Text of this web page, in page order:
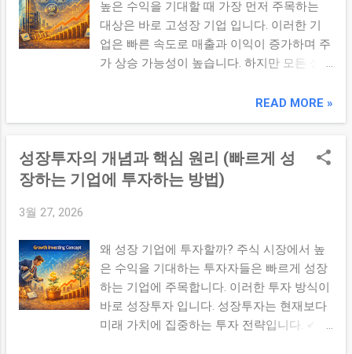
장 확장성 기업이 속한 시장이 성장하고 있는
지 확인해야 합니다. ③ 경쟁력 확보 기술, 브
랜드, 네트워크 효과 등 지속 가능한 경쟁력
을 가진 기업이 중요합니다. 3. 성장투자 vs
성장 현재 가치 지표 매출 성장률 PER, PBR
리스크 높을 수 있음 상대적으로 낮음 4. 성장
시장 점유율 확대 산업 성장성...
높은 수익을 기대할 때 가장 먼저 주목하는
대상은 바로 고성장 기업 입니다. 이러한 기
업은 빠른 속도로 매출과 이익이 증가하며 주
가 상승 가능성이 높습니다. 하지만 모든 성
문에 명확한 기준이 필요합니다. ✔ 핵심 요약
고성장 기업은 빠른 매출 증가와 시장 확장을
쟁력과 지속 가능성을 함께 분석해야 한다.
1. 고성장 기업의 주요 특징 ① 높은 매출 성
나 새로운 시장을 창출하는 경우입니다. ③
강한 경쟁력 기술력, 브랜드, 네트워크 효과
등 경쟁 우위를 확보한 기업이 많습니다. 2.
투자 포인트 매출 및 사용자 증가율 시장 점
유율 변화 산업 성장 속도 이러한 요소를 통
READ MORE »
성장투자의 개념과 핵심 원리 (빠르게 성
장하는 기업에 투자하는 방법)
3월 27, 2026
왜 성장 기업에 투자할까? 주식 시장에서 높
은 수익을 기대하는 투자자들은 빠르게 성장
하는 기업에 주목합니다. 이러한 투자 방식이
바로 성장투자 입니다. 성장투자는 현재보다
미래 가치에 집중하는 투자 전략입니다. ✔ 핵